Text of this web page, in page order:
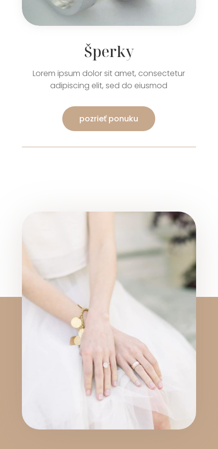
Šperky
Lorem ipsum dolor sit amet, consectetur
adipiscing elit, sed do eiusmod
pozrieť ponuku